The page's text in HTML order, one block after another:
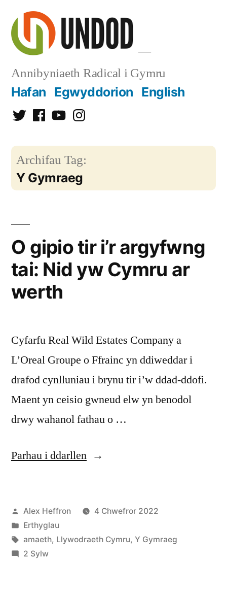
Mynd
cynnwys
Annibyniaeth Radical i Gymru
Hafan Egwyddorion English
TwitterFacebook
YouTubeInstagram
Archifau Tag:
Y Gymraeg
O gipio tir i’r argyfwng
tai: Nid yw Cymru ar
werth
Cyfarfu Real Wild Estates Company a
L’Oreal Groupe o Ffrainc yn ddiweddar i
drafod cynlluniau i brynu tir i’w ddad-ddofi.
Maent yn ceisio gwneud elw yn benodol
drwy wahanol fathau o …
Parhau i ddarllen “O
i’r
argyfwng
Cofnodwyd
ar
Alex Heffron
4 Chwefror 2022
Cofnodwyd
ar
Erthyglau
Tagiau:
amaeth, Llywodraeth Cymru, Y Gymraeg
2 Sylwar